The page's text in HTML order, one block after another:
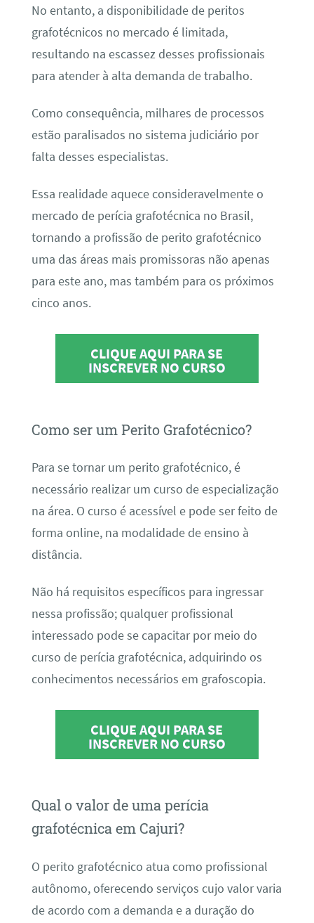
No entanto, a disponibilidade de peritos
grafotécnicos no mercado é limitada,
resultando na escassez desses profissionais
para atender à alta demanda de trabalho.
Como consequência, milhares de processos
estão paralisados no sistema judiciário por
falta desses especialistas.
Essa realidade aquece consideravelmente o
mercado de perícia grafotécnica no Brasil,
tornando a profissão de perito grafotécnico
uma das áreas mais promissoras não apenas
para este ano, mas também para os próximos
cinco anos.
CLIQUE AQUI PARA SE
INSCREVER NO CURSO
Como ser um Perito Grafotécnico?
Para se tornar um perito grafotécnico, é
necessário realizar um curso de especialização
na área. O curso é acessível e pode ser feito de
forma online, na modalidade de ensino à
distância.
Não há requisitos específicos para ingressar
nessa profissão; qualquer profissional
interessado pode se capacitar por meio do
curso de perícia grafotécnica, adquirindo os
conhecimentos necessários em grafoscopia.
CLIQUE AQUI PARA SE
INSCREVER NO CURSO
Qual o valor de uma perícia
grafotécnica em Cajuri?
O perito grafotécnico atua como profissional
autônomo, oferecendo serviços cujo valor varia
de acordo com a demanda e a duração do